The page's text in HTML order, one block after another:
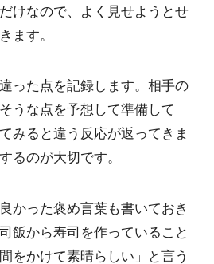
けなので、よく見せようとせ
ます。
った点を記録します。相手の
うな点を予想して準備して
みると違う反応が返ってきま
るのが大切です。
かった褒め言葉も書いておき
飯から寿司を作っていること
をかけて素晴らしい」と言う